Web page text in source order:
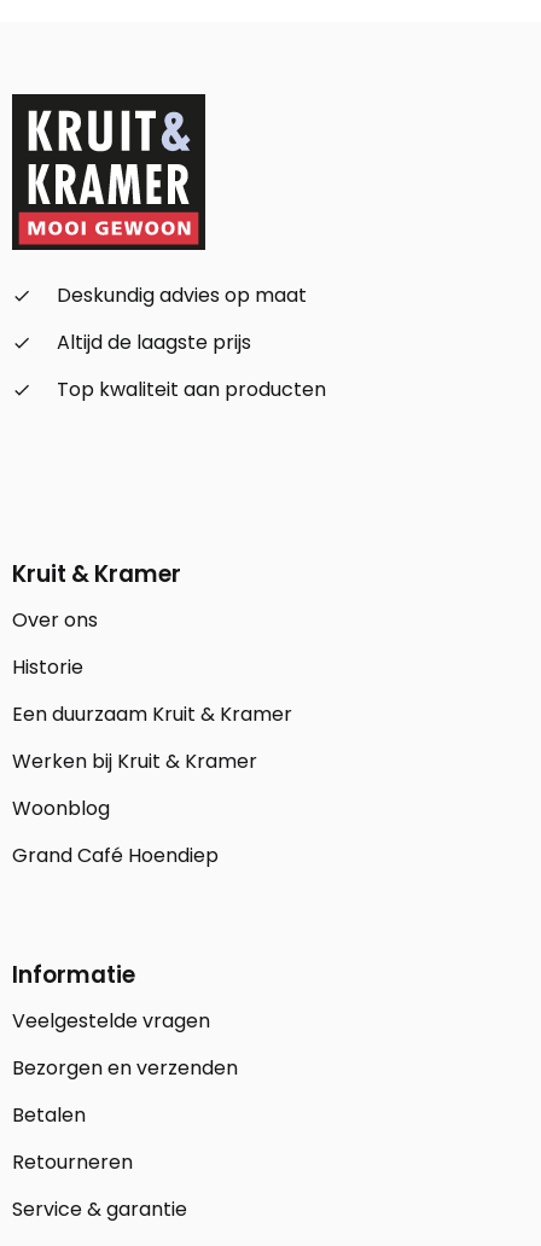
check_small
Deskundig advies op maat
check_small
Altijd de laagste prijs
check_small
Top kwaliteit aan producten
Kruit & Kramer
Over ons
Historie
Een duurzaam Kruit & Kramer
Werken bij Kruit & Kramer
Woonblog
Grand Café Hoendiep
Informatie
Veelgestelde vragen
Bezorgen en verzenden
Betalen
Retourneren
Service & garantie